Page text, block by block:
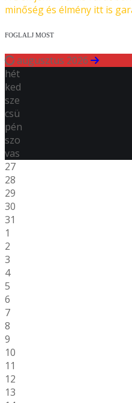
minőség és élmény itt is
FOGLALJ MOST
augusztus 2026
hét
ked
sze
csü
pén
szo
vas
27
28
29
30
31
1
2
3
4
5
6
7
8
9
10
11
12
13